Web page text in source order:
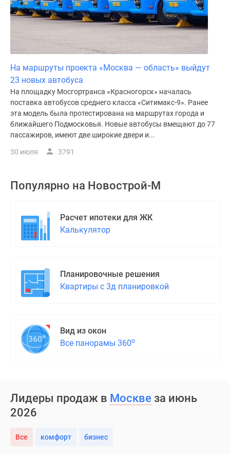
На маршруты проекта «Москва — область» выйдут
23 новых автобуса
На площадку Мосгортранса «Красногорск» началась
поставка автобусов среднего класса «Ситимакс-9». Ранее
эта модель была протестирована на маршрутах города и
ближайшего Подмосковья. Новые автобусы вмещают до 77
пассажиров, имеют две широкие двери и...
30 июля 3791
Популярно на Новострой-М
Расчет ипотеки для ЖК
Калькулятор
Планировочные решения
Квартиры с 3д планировкой
Вид из окон
Все панорамы 360о
Лидеры продаж в Москве за июнь
2026
Все комфорт бизнес